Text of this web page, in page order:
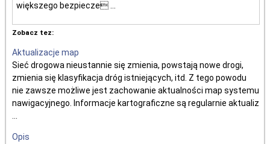
większego bezpiecze ...
Zobacz tez:
Aktualizacje map
Sieć drogowa nieustannie się zmienia, powstają nowe drogi,
zmienia się klasyfikacja dróg istniejących, itd. Z tego powodu
nie zawsze możliwe jest zachowanie aktualności map systemu
nawigacyjnego. Informacje kartograficzne są regularnie aktualiz
Opis